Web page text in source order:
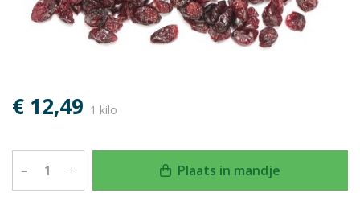
€ 12,49 1 kilo
– + Plaats in mandje